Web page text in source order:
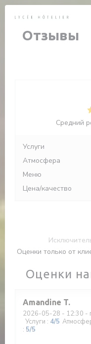
Панель управления
Отзывы
Оценки
Amandine T
2026-05-28 - 12:30 -
Услуги : 4/5
: 5/5
Средний
Услуги
Атмосфера
Меню
Цена/качество
Оценки только от